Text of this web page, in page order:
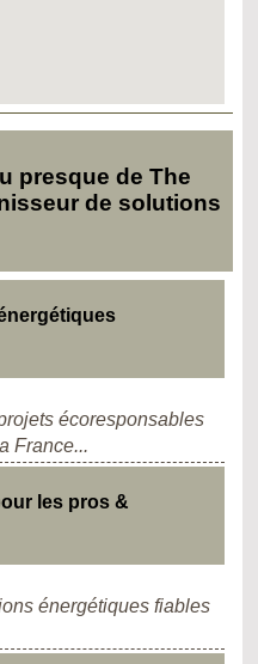
presque de The
de solutions
écoresponsables
France...
les pros &
énergétiques fiables